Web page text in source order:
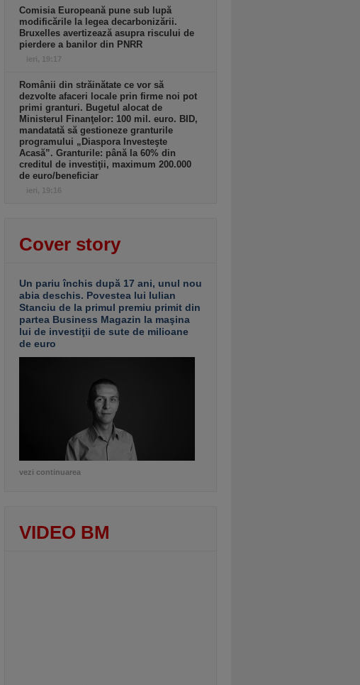
Comisia Europeană pune sub lupă
modificările la legea decarbonizării.
Bruxelles avertizează asupra riscului de
pierdere a banilor din PNRR
ieri, 19:17
Românii din străinătate ce vor să
dezvolte afaceri locale prin firme noi pot
primi granturi. Bugetul alocat de
Ministerul Finanţelor: 100 mil. euro. BID,
mandatată să gestioneze granturile
programului „Diaspora Investeşte
Acasă”. Granturile: până la 60% din
creditul de investiţii, maximum 200.000
de euro/beneficiar
ieri, 19:16
Cover story
Un pariu închis după 17 ani, unul nou
abia deschis. Povestea lui Iulian
Stanciu de la primul premiu primit din
partea Business Magazin la maşina
lui de investiţii de sute de milioane
de euro
vezi continuarea
VIDEO BM